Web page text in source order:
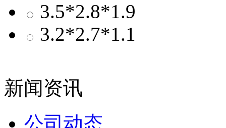
3.5*2.8*1.9
3.2*2.7*1.1
新闻资讯
公司动态